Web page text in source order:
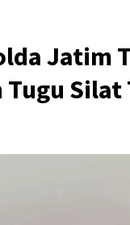
Jatim
Tugu